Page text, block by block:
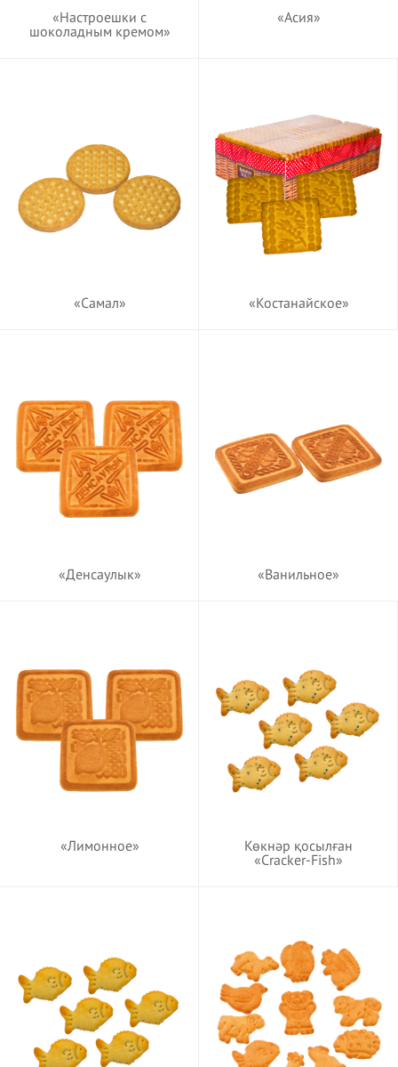
«Настроешки с
шоколадным кремом»
«Асия»
«Самал» «Костанайское»
«Денсаулык» «Ванильное»
«Лимонное»
Көкнәр қосылған
«Cracker-Fish»